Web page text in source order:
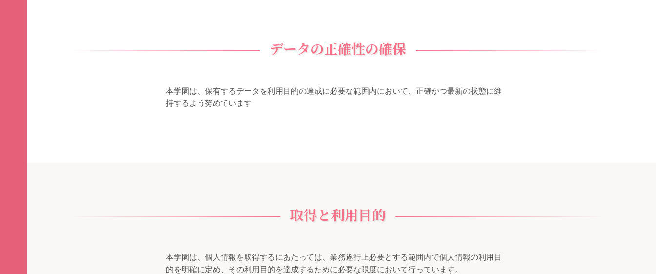
データの正確性の確保
本学園は、保有するデータを利用目的の達成に必要な範囲内において、正確かつ最新の状態に維
持するよう努めています
取得と利用目的
本学園は、個人情報を取得するにあたっては、業務遂行上必要とする範囲内で個人情報の利用目
的を明確に定め、その利用目的を達成するために必要な限度において行っています。